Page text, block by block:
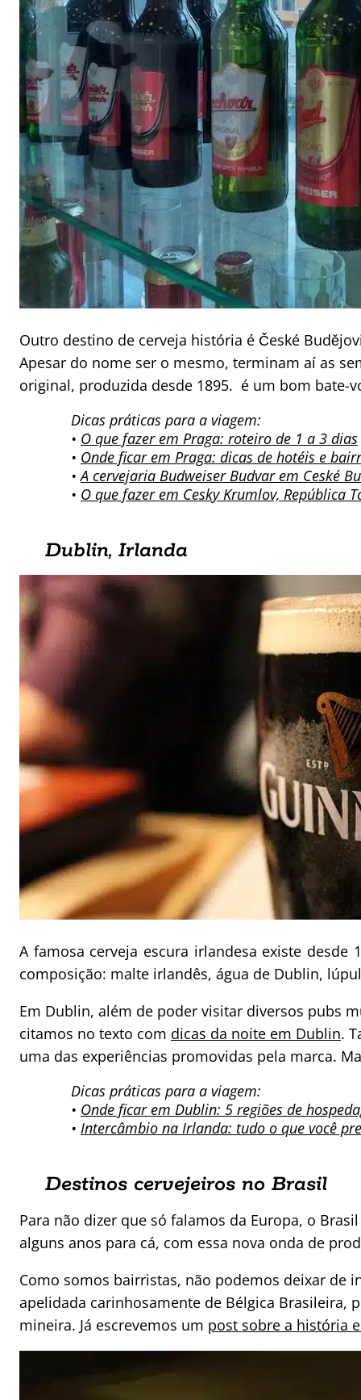
Outro destino de cerveja história é České
Apesar do nome ser o mesmo, terminam aí as
original, produzida desde 1895. é um bom bate-
Dicas práticas para a viagem:
• O que fazer em Praga: roteiro de 1 a 3 dias
• Onde ficar em Praga: dicas de hotéis e
•A cervejaria Budweiser Budvar em Ceské
• O que fazer em Cesky Krumlov, República
Dublin, Irlanda
A famosa cerveja escura irlandesa existe desde
composição: malte irlandês, água de Dublin,
Em Dublin, além de poder visitar diversos pubs
citamos no texto com dicas da noite em Dublin.
uma das experiências promovidas pela marca.
Dicas práticas para a viagem:
• Onde ficar em Dublin: 5 regiões de
• Intercâmbio na Irlanda: tudo o que você
Destinos cervejeiros no Brasil
Para não dizer que só falamos da Europa, o
alguns anos para cá, com essa nova onda de
Como somos bairristas, não podemos deixar de
apelidada carinhosamente de Bélgica Brasileira,
mineira. Já escrevemos um post sobre a história